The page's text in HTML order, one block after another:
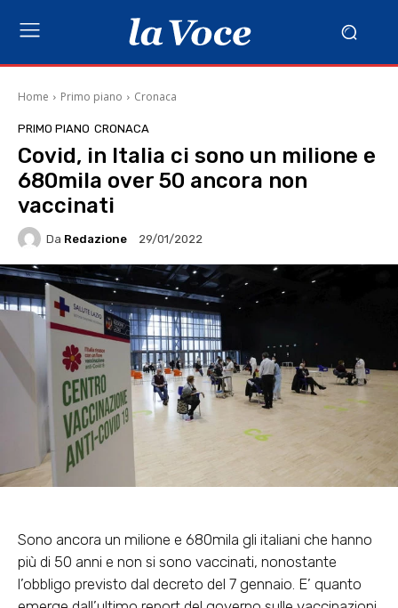
Home Primo piano Cronaca
PRIMO PIANO CRONACA
Covid, in Italia ci sono un milione e
680mila over 50 ancora non
vaccinati
Da Redazione 29/01/2022
Sono ancora un milione e 680mila gli italiani che hanno
più di 50 anni e non si sono vaccinati, nonostante
l’obbligo previsto dal decreto del 7 gennaio. E’ quanto